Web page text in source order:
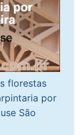
florestas
por
São